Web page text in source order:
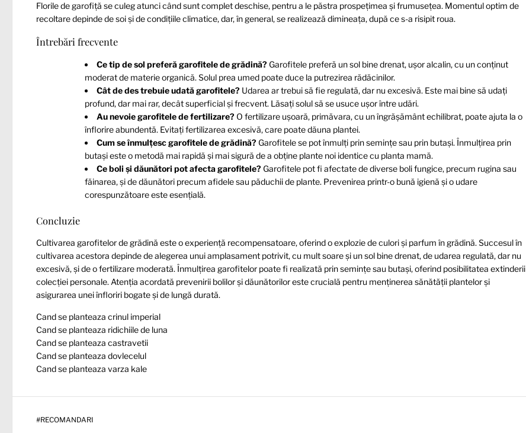
Florile de garofiță se culeg atunci când sunt complet deschise, pentru a le păstra prospețimea și frumusețea. Momentul optim de
recoltare depinde de soi și de condițiile climatice, dar, în general, se realizează dimineața, după ce s-a risipit roua.
Întrebări frecvente
Ce tip de sol preferă garofitele de grădină? Garofitele preferă un sol bine drenat, ușor alcalin, cu un conținut
moderat de materie organică. Solul prea umed poate duce la putrezirea rădăcinilor.
Cât de des trebuie udată garofitele? Udarea ar trebui să fie regulată, dar nu excesivă. Este mai bine să udați
profund, dar mai rar, decât superficial și frecvent. Lăsați solul să se usuce ușor între udări.
Au nevoie garofitele de fertilizare? O fertilizare ușoară, primăvara, cu un îngrășământ echilibrat, poate ajuta la o
înflorire abundentă. Evitați fertilizarea excesivă, care poate dăuna plantei.
Cum se înmulțesc garofitele de grădină? Garofitele se pot înmulți prin semințe sau prin butași. Înmulțirea prin
butași este o metodă mai rapidă și mai sigură de a obține plante noi identice cu planta mamă.
Ce boli și dăunători pot afecta garofitele? Garofitele pot fi afectate de diverse boli fungice, precum rugina sau
făinarea, și de dăunători precum afidele sau păduchii de plante. Prevenirea printr-o bună igienă și o udare
corespunzătoare este esențială.
Concluzie
Cultivarea garofitelor de grădină este o experiență recompensatoare, oferind o explozie de culori și parfum în grădină. Succesul în
cultivarea acestora depinde de alegerea unui amplasament potrivit, cu mult soare și un sol bine drenat, de udarea regulată, dar nu
excesivă, și de o fertilizare moderată. Înmulțirea garofitelor poate fi realizată prin semințe sau butași, oferind posibilitatea extinderii
colecției personale. Atenția acordată prevenirii bolilor și dăunătorilor este crucială pentru menținerea sănătății plantelor și
asigurarea unei înfloriri bogate și de lungă durată.
Cand se planteaza crinul imperial
Cand se planteaza ridichiile de luna
Cand se planteaza castravetii
Cand se planteaza dovlecelul
Cand se planteaza varza kale
#RECOMANDARI